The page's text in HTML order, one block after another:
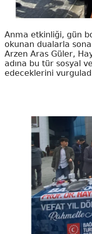
​Anma etkinliği, gün
okunan dualarla
Arzen Aras Güler,
adına bu tür sosyal
edeceklerini